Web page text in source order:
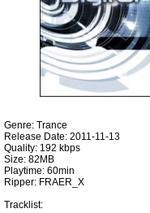
Genre: Trance
Release Date: 2011-11-13
Quality: 192 kbps
Size: 82MB
Playtime: 60min
Ripper: FRAER_X
Tracklist: